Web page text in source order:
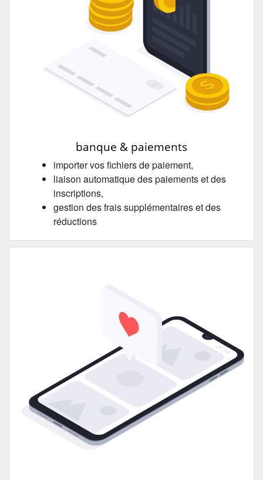
banque & paiements
importer vos fichiers de paiement,
liaison automatique des paiements et des
inscriptions,
gestion des frais supplémentaires et des
réductions